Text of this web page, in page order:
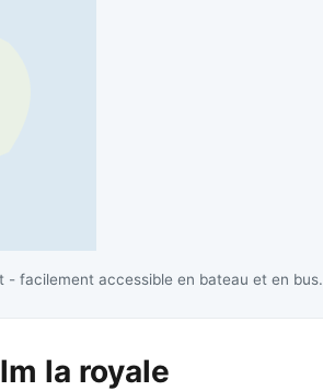
- facilement accessible en bateau et en bus.
la royale